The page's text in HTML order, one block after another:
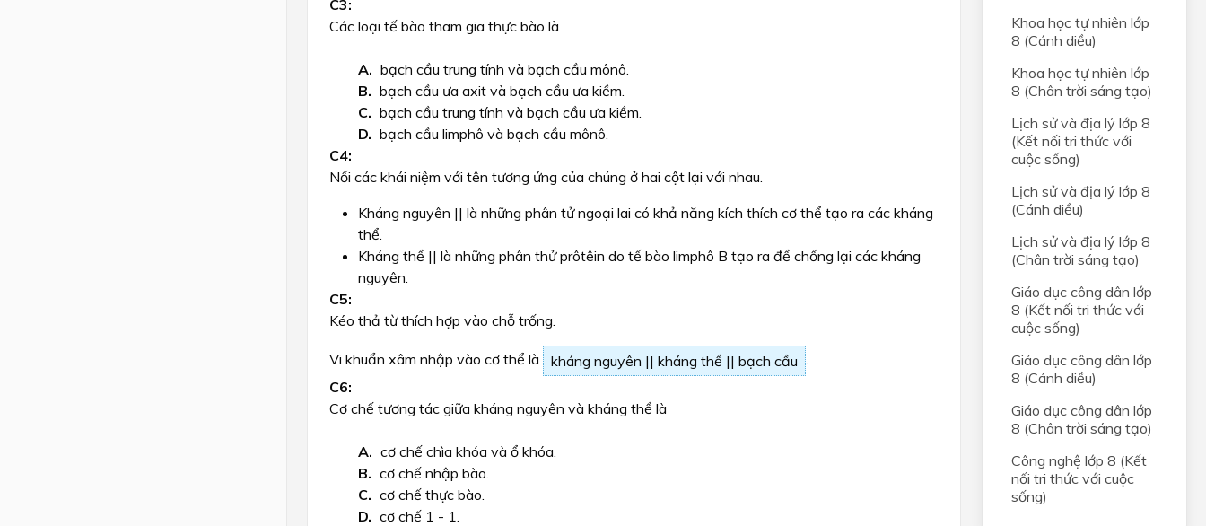
Các loại tế bào tham gia thực bào là
bạch cầu trung tính và bạch cầu mônô.
bạch cầu ưa axit và bạch cầu ưa kiềm.
bạch cầu trung tính và bạch cầu ưa kiềm.
bạch cầu limphô và bạch cầu mônô.
Nối các khái niệm với tên tương ứng của chúng ở hai cột lại với nhau.
Kháng nguyên || là những phân tử ngoại lai có khả năng kích thích cơ thể tạo ra các kháng
thể.
Kháng thể || là những phân thử prôtêin do tế bào limphô B tạo ra để chống lại các kháng
nguyên.
Kéo thả từ thích hợp vào chỗ trống.
Vi khuẩn xâm nhập vào cơ thể là kháng nguyên || kháng thể || bạch cầu .
Cơ chế tương tác giữa kháng nguyên và kháng thể là
cơ chế chìa khóa và ổ khóa.
cơ chế nhập bào.
cơ chế thực bào.
cơ chế 1 - 1.
Khoa học tự nhiên lớp
8 (Cánh diều)
Khoa học tự nhiên lớp
8 (Chân trời sáng tạo)
Lịch sử và địa lý lớp 8
(Kết nối tri thức với
cuộc sống)
Lịch sử và địa lý lớp 8
(Cánh diều)
Lịch sử và địa lý lớp 8
(Chân trời sáng tạo)
Giáo dục công dân lớp
8 (Kết nối tri thức với
cuộc sống)
Giáo dục công dân lớp
8 (Cánh diều)
Giáo dục công dân lớp
8 (Chân trời sáng tạo)
Công nghệ lớp 8 (Kết
nối tri thức với cuộc
sống)